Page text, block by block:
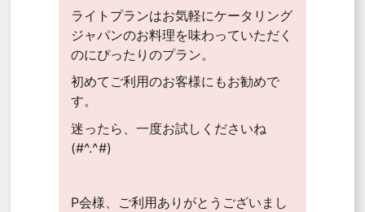
ライトプランはお気軽にケータリング
ジャパンのお料理を味わっていただく
のにぴったりのプラン。
初めてご利用のお客様にもお勧めで
す。
迷ったら、一度お試しくださいね
(#^.^#)
P会様、ご利用ありがとうございまし